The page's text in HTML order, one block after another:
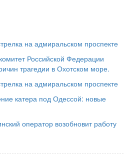
на адмиральском проспекте
Российской Федерации
трагедии в Охотском море.
на адмиральском проспекте
катера под Одессой: новые
оператор возобновит работу